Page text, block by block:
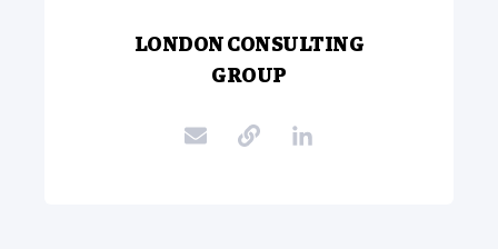
LONDON CONSULTING
GROUP